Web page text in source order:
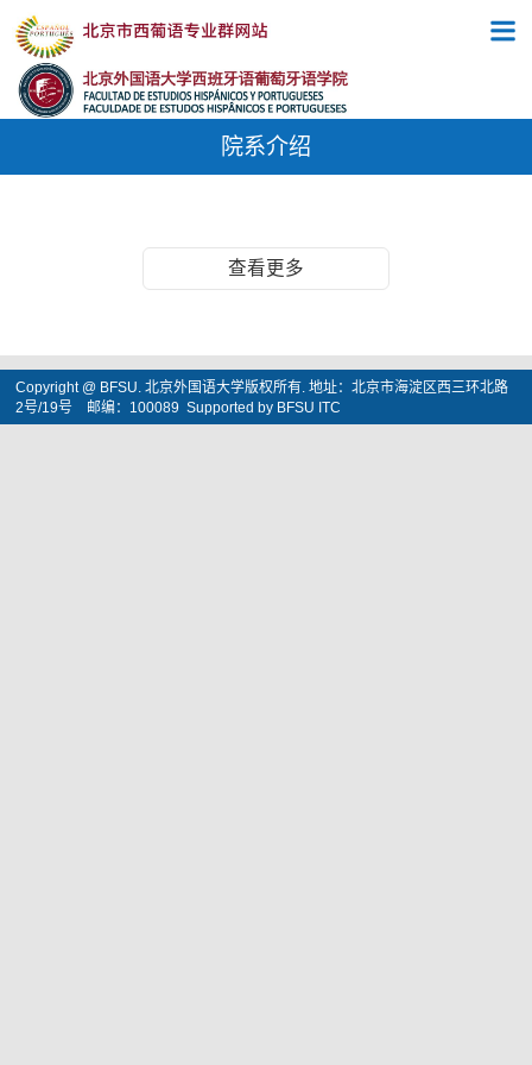
院系介绍
查看更多
Copyright @ BFSU. 北京外国语大学版权所有. 地址：北京市海淀区西三环北路
2号/19号 邮编：100089 Supported by BFSU ITC